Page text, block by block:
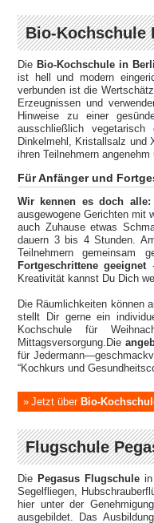
Bio-Kochschule
Die Bio-Kochschule in
ist hell und modern
verbunden ist die
Erzeugnissen und
Hinweise zu einer
ausschließlich
Dinkelmehl, Kristallsalz und
ihren Teilnehmern
Für Anfänger und
Wir kennen es doch alle:
ausgewogene Gerichten mit
auch Zuhause etwas
dauern 3 bis 4 Stunden.
Teilnehmern gemeinsam
Fortgeschrittene geeignet-
Kreativität kannst Du Dich
Die Räumlichkeiten können
stellt Dir gerne ein
Kochschule für
Mittagsversorgung.Die
für
“Kochkurs und
Jetzt über Bio-
Flugschule
Die Pegasus Flugschulein
Segelfliegen,
hier unter der
ausgebildet. Das